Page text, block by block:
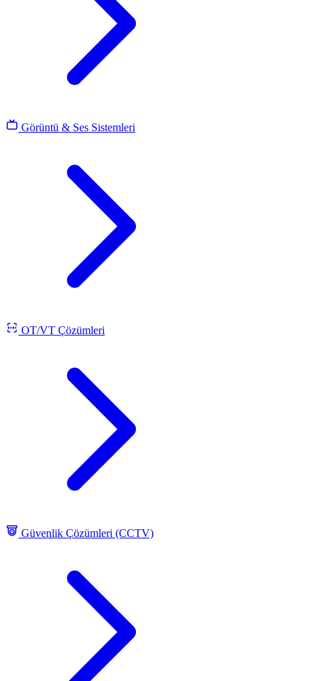
Görüntü & Ses Sistemleri
OT/VT Çözümleri
Güvenlik Çözümleri (CCTV)